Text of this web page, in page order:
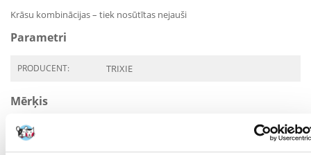
Krāsu kombinācijas – tiek nosūtītas nejauši
Parametri
PRODUCENT: TRIXIE
Mērķis
KURAM
MĀJDZĪVNIEKAM: